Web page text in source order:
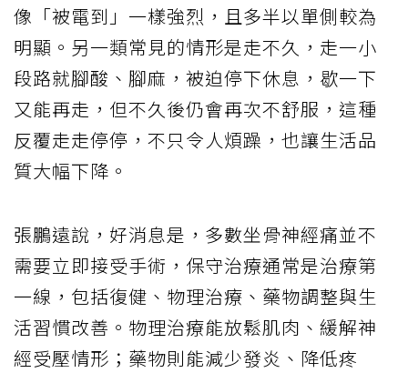
像「被電到」一樣強烈，且多半以單側較為
明顯。另一類常見的情形是走不久，走一小
段路就腳酸、腳麻，被迫停下休息，歇一下
又能再走，但不久後仍會再次不舒服，這種
反覆走走停停，不只令人煩躁，也讓生活品
質大幅下降。
張鵬遠說，好消息是，多數坐骨神經痛並不
需要立即接受手術，保守治療通常是治療第
一線，包括復健、物理治療、藥物調整與生
活習慣改善。物理治療能放鬆肌肉、緩解神
經受壓情形；藥物則能減少發炎、降低疼